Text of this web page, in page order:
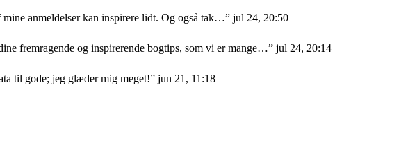
anmeldelser kan inspirere lidt. Og også tak…” jul 24, 20:50
fremragende og inspirerende bogtips, som vi er mange…” jul 24, 20:14
til gode; jeg glæder mig meget!” jun 21, 11:18